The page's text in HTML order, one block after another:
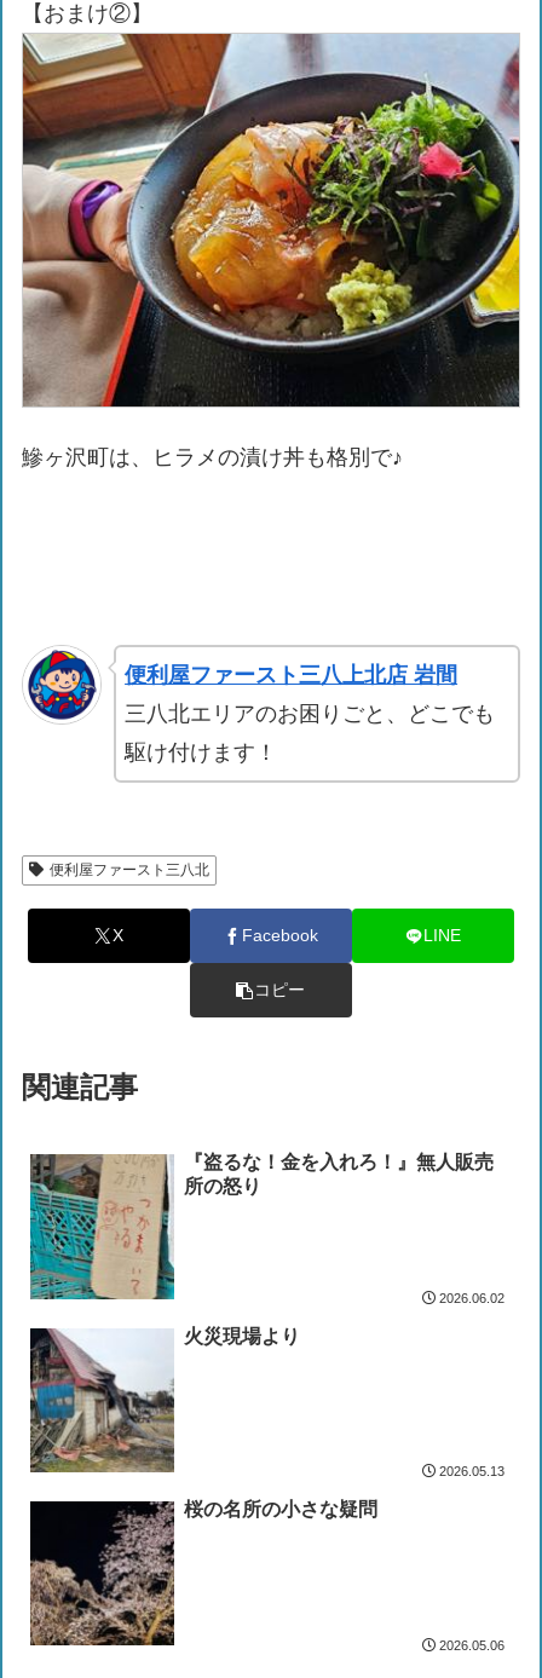
【おまけ②】
鰺ヶ沢町は、ヒラメの漬け丼も格別で♪
便利屋ファースト三八上北店 岩間
三八北エリアのお困りごと、どこでも
駆け付けます！
便利屋ファースト三八北
X Facebook LINE
コピー
関連記事
『盗るな！金を入れろ！』無人販売
所の怒り
2026.06.02
火災現場より
2026.05.13
桜の名所の小さな疑問
2026.05.06